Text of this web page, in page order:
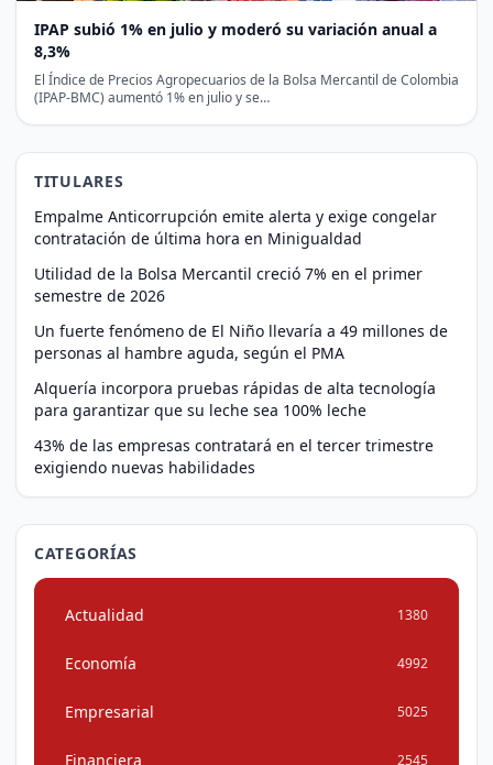
IPAP subió 1% en julio y moderó su variación anual a
8,3%
El Índice de Precios Agropecuarios de la Bolsa Mercantil de Colombia
(IPAP-BMC) aumentó 1% en julio y se…
TITULARES
Empalme Anticorrupción emite alerta y exige congelar
contratación de última hora en Minigualdad
Utilidad de la Bolsa Mercantil creció 7% en el primer
semestre de 2026
Un fuerte fenómeno de El Niño llevaría a 49 millones de
personas al hambre aguda, según el PMA
Alquería incorpora pruebas rápidas de alta tecnología
para garantizar que su leche sea 100% leche
43% de las empresas contratará en el tercer trimestre
exigiendo nuevas habilidades
CATEGORÍAS
Actualidad 1380
Economía 4992
Empresarial 5025
Financiera 2545